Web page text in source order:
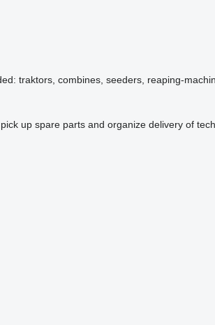
traktors, combines, seeders, reaping-
up spare parts and organize delivery of